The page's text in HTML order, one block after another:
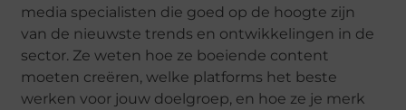
media specialisten die goed op de hoogte zijn
van de nieuwste trends en ontwikkelingen in de
sector. Ze weten hoe ze boeiende content
moeten creëren, welke platforms het beste
werken voor jouw doelgroep, en hoe ze je merk